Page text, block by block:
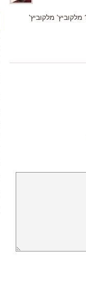
מלקוביץ' מלקוביץ'